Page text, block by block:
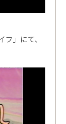
」にて、